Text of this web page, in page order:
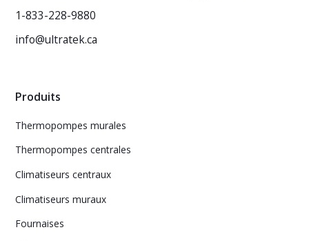
1-833-228-9880
info@ultratek.ca
Produits
Thermopompes murales
Thermopompes centrales
Climatiseurs centraux
Climatiseurs muraux
Fournaises